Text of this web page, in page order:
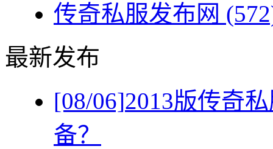
传奇私服发布网
最新发布
[08/06]2013版传奇
备？